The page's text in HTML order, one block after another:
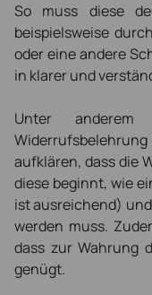
So muss diese
beispielsweise
oder eine andere
in klarer und
Unter anderem
aufklären, dass die
diese beginnt, wie
ist ausreichend)
werden muss.
dass zur Wahrung
genügt.